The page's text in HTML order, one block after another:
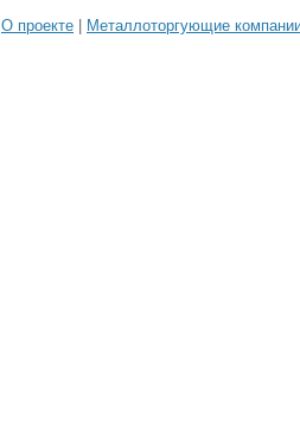
О проекте Металлоторгующие